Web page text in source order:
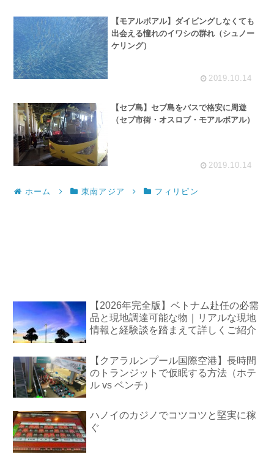
【モアルボアル】ダイビングしなくても
出会える憧れのイワシの群れ（シュノー
ケリング）
2019.10.14
【セブ島】セブ島をバスで格安に周遊
（セブ市街・オスロブ・モアルボアル）
2019.10.14
ホーム 東南アジア フィリピン
【2026年完全版】ベトナム赴任の必需
品と現地調達可能な物｜リアルな現地
情報と経験談を踏まえて詳しくご紹介
【クアラルンプール国際空港】長時間
のトランジットで仮眠する方法（ホテ
ル vs ベンチ）
ハノイのカジノでコツコツと堅実に稼
ぐ